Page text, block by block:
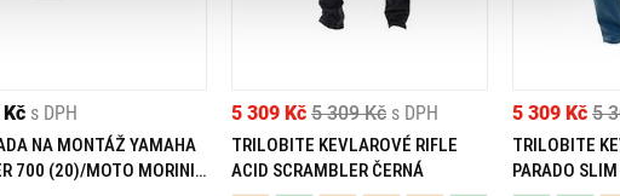
s DPH
NA MONTÁŽ YAMAHA
700 (20)/MOTO MORINI
5 309 Kč
5 309 Kč s DPH
TRILOBITE KEVLAROVÉ RIFLE
ACID SCRAMBLER ČERNÁ
5
5 309 Kč
TRILOBITE
PARADO